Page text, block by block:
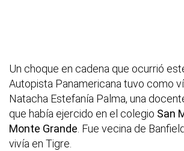
Un choque en cadena que ocurrió
Autopista Panamericana tuvo como
Natacha Estefanía Palma, una
que había ejercido en el colegio San
Monte Grande. Fue vecina de
vivía en Tigre.